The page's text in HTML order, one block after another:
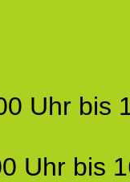
Uhr bis
Uhr bis